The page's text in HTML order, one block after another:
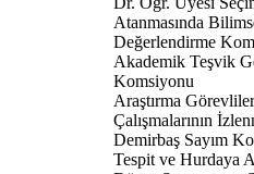
Atanmasında
Değerlendirme
Akademik Teşvik
Komsiyonu
Araştırma
Çalışmalarının
Demirbaş Sayım
Tespit ve Hurdaya